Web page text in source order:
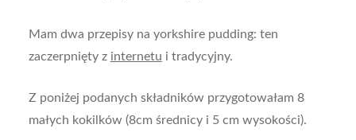
Mam dwa przepisy na yorkshire pudding: ten
zaczerpnięty z internetu i tradycyjny.
Z poniżej podanych składników przygotowałam 8
małych kokilków (8cm średnicy i 5 cm wysokości).